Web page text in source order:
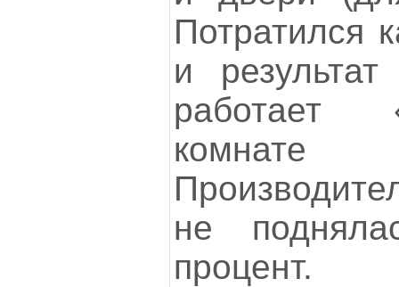
Потратился
и
работает
не
процент.